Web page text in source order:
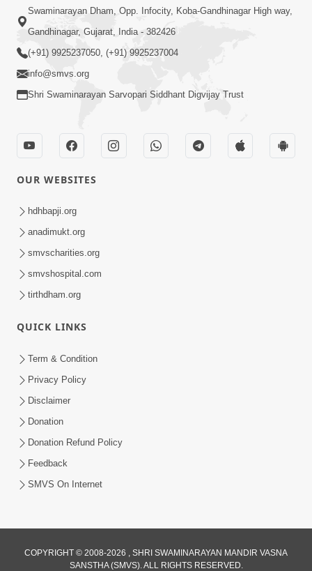
Swaminarayan Dham, Opp. Infocity, Koba-Gandhinagar High way,
Gandhinagar, Gujarat, India - 382426
(+91) 9925237050, (+91) 9925237004
info@smvs.org
Shri Swaminarayan Sarvopari Siddhant Digvijay Trust
OUR WEBSITES
hdhbapji.org
anadimukt.org
smvscharities.org
smvshospital.com
tirthdham.org
QUICK LINKS
Term & Condition
Privacy Policy
Disclaimer
Donation
Donation Refund Policy
Feedback
SMVS On Internet
COPYRIGHT © 2008-2026 , SHRI SWAMINARAYAN MANDIR VASNA
SANSTHA (SMVS). ALL RIGHTS RESERVED.